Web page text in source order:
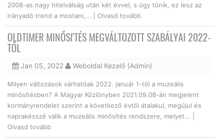
2008-as nagy hitelválság után két évvel, s úgy tűnik, ez lesz az
irányadó trend a mostani,... | Olvasd tovább
OLDTIMER MINŐSI'TÉS MEGVÁLTOZOTT SZABÁLYAI 2022-
TŐL
Jan 05, 2022 Weboldal Kezelő (Admin)
Milyen változások várhatóak 2022. január 1-től a muzeális
minősítésben? A Magyar Közlönyben 2021.09.08-án megjelent
kormányrendelet szerint a következő évtől átalakul, megújul és
naprakésszé válik a muzeális minősítés rendszere, melyet... |
Olvasd tovább